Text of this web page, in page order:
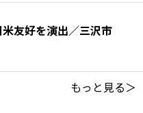
友好を演出／三沢市
もっと見る＞